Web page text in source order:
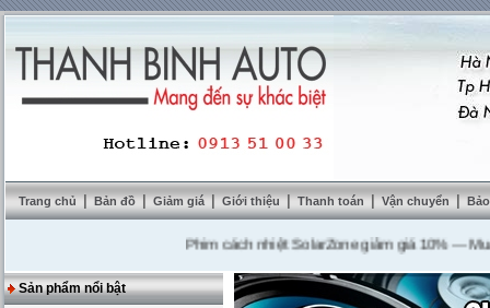
Trang chủ | Bản đồ | Giảm giá | Giới thiệu | Thanh toán | Vận chuyển |
Phim cách nhiệt SolarZone giảm giá 10%---Mua
Sản phẩm nổi bật